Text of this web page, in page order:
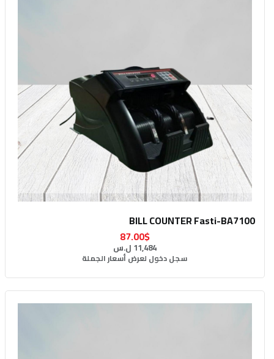
BILL COUNTER Fasti-BA7100
87.00$
11,484 ل.س
سجل دخول لعرض أسعار الجملة